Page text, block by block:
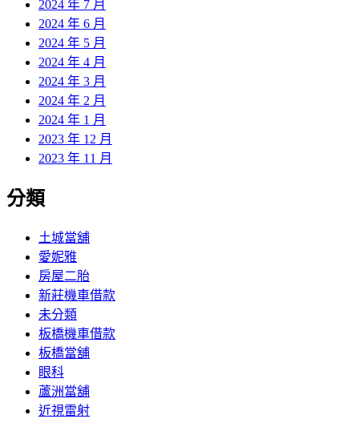
2024 年 7 月
2024 年 6 月
2024 年 5 月
2024 年 4 月
2024 年 3 月
2024 年 2 月
2024 年 1 月
2023 年 12 月
2023 年 11 月
分類
土城當舖
愛妮雅
房屋二胎
新莊機車借款
未分類
板橋機車借款
板橋當舖
眼科
蘆洲當舖
近視雷射